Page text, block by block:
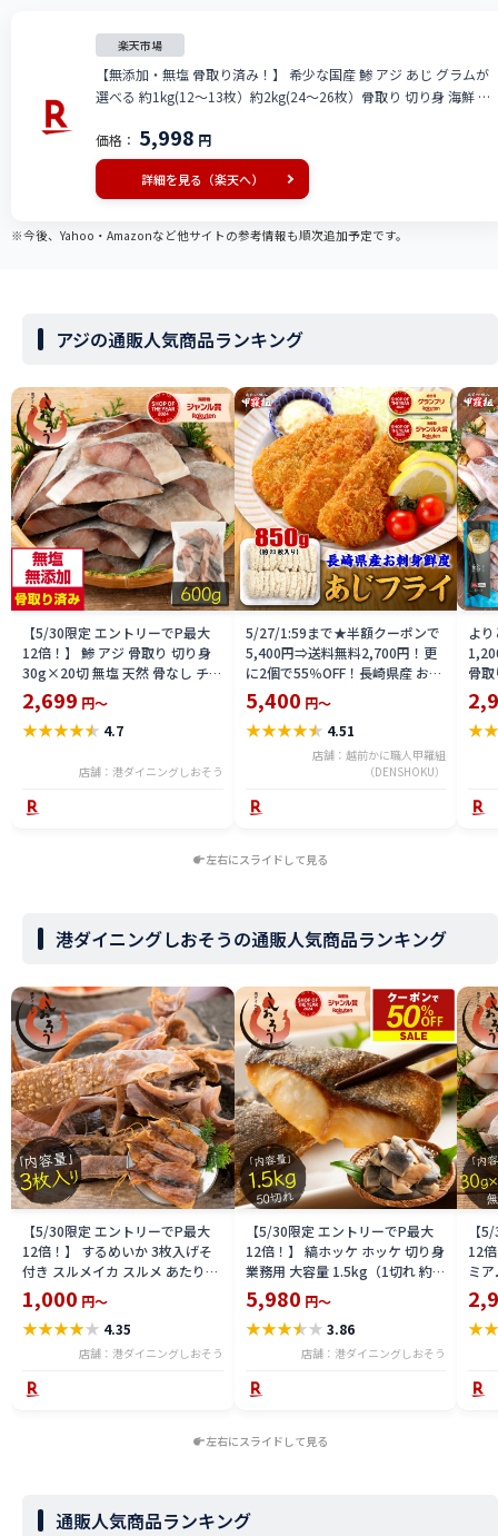
楽天市場
【無添加・無塩 骨取り済み！】 希少な国産 鯵 アジ あじ グラムが
選べる 約1kg(12〜13枚）約2kg(24〜26枚）骨取り 切り身 海鮮 天
価格： 5,998 円
詳細を見る（楽天へ）
※今後、Yahoo・Amazonなど他サイトの参考情報も順次追加予定です。
アジの通販人気商品ランキング
【5/30限定 エントリーでP最大
12倍！】 鯵 アジ 骨取り 切り身
30g×20切 無塩 天然 骨なし チャ
ック袋 バラ凍結 冷凍 2個購入
500円 3個購入1,200円 OFF まと
め買いクーポン付 塩なし 骨抜き
2,699 円～
★★★★★ 4.7
店舗：港ダイニングしおそう
5/27/1:59まで★半額クーポンで
5,400円⇒送料無料2,700円！更
に2個で55％OFF！長崎県産 お刺
身鮮度アジフライ 850g 20枚前
後 あじ 鯵 あじフライ お弁当 冷
凍 食品 簡単 揚げるだけ 仕送り
送料無料 時短 おかず 人気 定番
5,400 円～
★★★★★ 4.51
店舗：越前かに職人甲羅組
（DENSHOKU）
よ
骨
切
あ
身】
★
左右にスライドして見る
港ダイニングしおそうの通販人気商品ランキング
【5/30限定 エントリーでP最大
12倍！】 するめいか 3枚入げそ
付き スルメイカ スルメ あたりめ
スルメ 干物 するめ げそ 国産 お
つまみ 酒の肴 酒のつまみ 乾き物
贈り物 ［送料無料］［ゆうパケ
ット］ 1,000ポッキリ 父の日
1,000 円～
★★★★★ 4.35
店舗：港ダイニングしおそう
【5/30限定 エントリーでP最大
12倍！】 縞ホッケ ホッケ 切り身
業務用 大容量 1.5kg（1切れ 約
30g） 縞ほっけ 健康 子供 ギフト
プレゼント 切身 海鮮 天然 美味し
い 魚 魚介 海産物 おかず おつま
み 乾き物 酒の肴 贈り物 父の日
5,980 円～
★★★★★ 3.86
店舗：港ダイニングしおそう
【
12
ミ
サ
円 3
いク
父
★
左右にスライドして見る
通販人気商品ランキング